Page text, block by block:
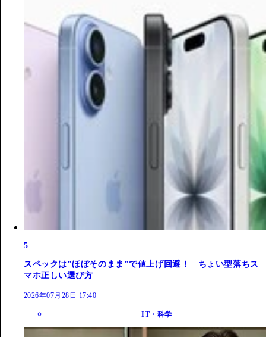
5
スペックは"ほぼそのまま"で値上げ回避！ ちょい型落ちス
マホ正しい選び方
2026年07月28日 17:40
IT・科学